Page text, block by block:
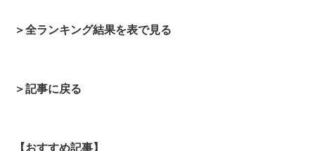
＞全ランキング結果を表で見る
＞記事に戻る
【おすすめ記事】